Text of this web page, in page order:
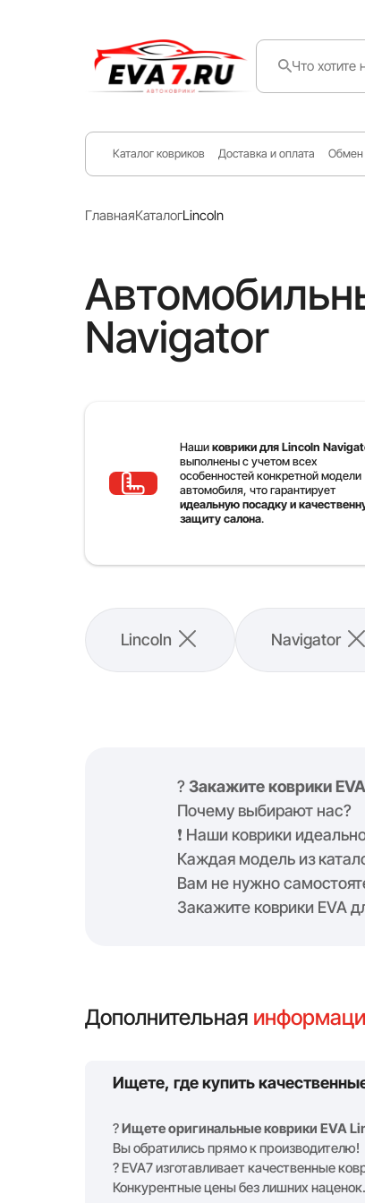
Каталог ковриков Доставка и оплата Обмен
ГлавнаяКаталогLincoln
Navigator
Наши коврики для Lincoln
выполнены с учетом всех
особенностей конкретной модели
автомобиля, что гарантирует
идеальную посадку и
защиту салона.
Lincoln Navigator
?Закажите коврики
Почему выбирают нас?
❗️ Наши коврики
Каждая модель из
Вам не нужно
Закажите коврики EVA
Дополнительная
Ищете, где купить
?Ищете оригинальные коврики EVA
Вы обратились прямо к производителю!
? EVA7 изготавливает качественные
Конкурентные цены без лишних наценок.